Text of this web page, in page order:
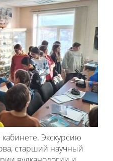
Экскурсию
старший научный